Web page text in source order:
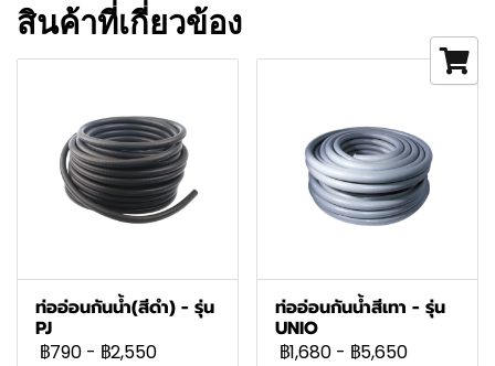
สินค้าที่เกี่ยวข้อง
ท่ออ่อนกันน้ำ(สีดำ) - รุ่น
PJ
฿790 - ฿2,550
ท่ออ่อนกันน้ำสีเทา - รุ่น
UNIO
฿1,680 - ฿5,650